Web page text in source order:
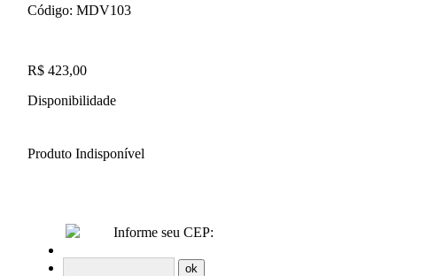
Código: MDV103
R$ 423,00
Disponibilidade
Produto Indisponível
Informe seu CEP: